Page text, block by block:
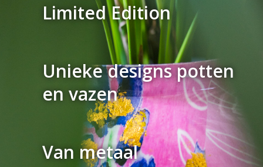
Limited Edition
Unieke designs potten
en vazen
Van metaal